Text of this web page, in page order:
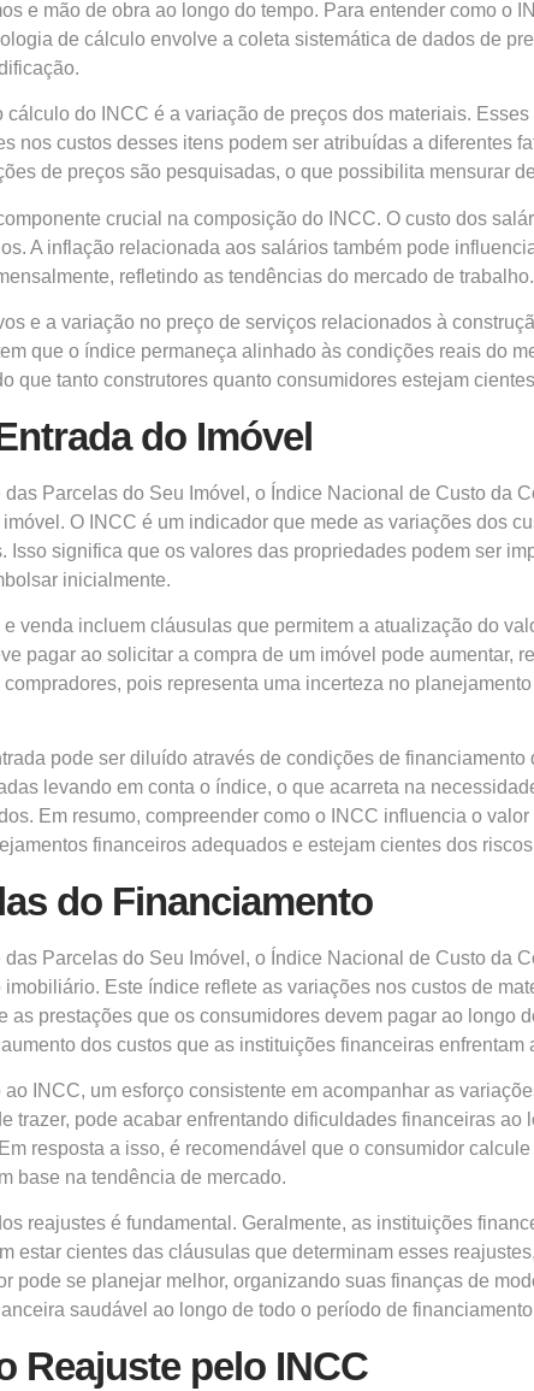
e mão de obra ao longo do tempo. Para entender como o
de cálculo envolve a coleta sistemática de dados de
do INCC é a variação de preços dos materiais.
nos custos desses itens podem ser atribuídas a diferentes
de preços são pesquisadas, o que possibilita mensurar
crucial na composição do INCC. O custo dos
A inflação relacionada aos salários também pode
refletindo as tendências do mercado de trabalho.
e a variação no preço de serviços relacionados à
que o índice permaneça alinhado às condições reais do
que tanto construtores quanto consumidores estejam
do Imóvel
das Parcelas do Seu Imóvel, o Índice Nacional de Custo
O INCC é um indicador que mede as variações dos
Isso significa que os valores das propriedades podem ser
inicialmente.
venda incluem cláusulas que permitem a atualização do
pagar ao solicitar a compra de um imóvel pode aumentar,
pois representa uma incerteza no
pode ser diluído através de condições de
levando em conta o índice, o que acarreta na
Em resumo, compreender como o INCC influencia o
financeiros adequados e estejam cientes dos
do Financiamento
das Parcelas do Seu Imóvel, o Índice Nacional de Custo
Este índice reflete as variações nos custos de
as prestações que os consumidores devem pagar ao longo
dos custos que as instituições financeiras
INCC, um esforço consistente em acompanhar as
trazer, pode acabar enfrentando dificuldades financeiras
resposta a isso, é recomendável que o consumidor
base na tendência de mercado.
reajustes é fundamental. Geralmente, as instituições
estar cientes das cláusulas que determinam esses
pode se planejar melhor, organizando suas finanças de
saudável ao longo de todo o período de
Reajuste pelo INCC